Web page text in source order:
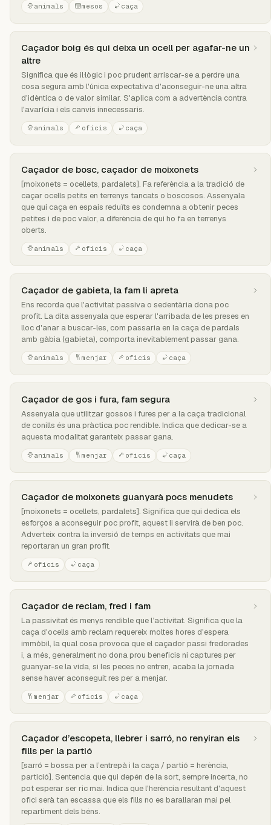
animals mesos caça
Caçador boig és qui deixa un ocell per agafar-ne un
altre
Significa que és il·lògic i poc prudent arriscar-se a perdre una
cosa segura amb l'única expectativa d'aconseguir-ne una altra
d'idèntica o de valor similar. S'aplica com a advertència contra
l'avarícia i els canvis innecessaris.
animals oficis caça
Caçador de bosc, caçador de moixonets
[moixonets = ocellets, pardalets]. Fa referència a la tradició de
caçar ocells petits en terrenys tancats o boscosos. Assenyala
que qui caça en espais reduïts es condemna a obtenir peces
petites i de poc valor, a diferència de qui ho fa en terrenys
oberts.
animals oficis caça
Caçador de gabieta, la fam li apreta
Ens recorda que l'activitat passiva o sedentària dona poc
profit. La dita assenyala que esperar l'arribada de les preses en
lloc d'anar a buscar-les, com passaria en la caça de pardals
amb gàbia (gabieta), comporta inevitablement passar gana.
animals menjar oficis caça
Caçador de gos i fura, fam segura
Assenyala que utilitzar gossos i fures per a la caça tradicional
de conills és una pràctica poc rendible. Indica que dedicar-se a
aquesta modalitat garanteix passar gana.
animals menjar oficis caça
Caçador de moixonets guanyarà pocs menudets
[moixonets = ocellets, pardalets]. Significa que qui dedica els
esforços a aconseguir poc profit, aquest li servirà de ben poc.
Adverteix contra la inversió de temps en activitats que mai
reportaran un gran profit.
oficis caça
Caçador de reclam, fred i fam
La passivitat és menys rendible que l’activitat. Significa que la
caça d'ocells amb reclam requereix moltes hores d'espera
immòbil, la qual cosa provoca que el caçador passi fredorades
i, a més, generalment no dona prou beneficis ni captures per
guanyar-se la vida, si les peces no entren, acaba la jornada
sense haver aconseguit res per a menjar.
menjar oficis caça
Caçador d’escopeta, llebrer i sarró, no renyiran els
fills per la partió
[sarró = bossa per a l’entrepà i la caça / partió = herència,
partició]. Sentencia que qui depén de la sort, sempre incerta, no
pot esperar ser ric mai. Indica que l'herència resultant d'aquest
ofici serà tan escassa que els fills no es barallaran mai pel
repartiment dels béns.